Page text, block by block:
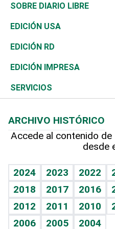
Reportajes
Asia
África
Ocenanía
Caribe
Resto del mundo
Consumo
Vivienda
Telecom.
Global y variable
Economía personal
Belleza
Buena Vida
Sociales
Novedades
Podcast Arte Libre
Hablando con el pediatra
Vida y familia
Eñe
Celebrando la vida
Golf
Ciclismo
Tenis
Olimpismo
Más deportes
Línea de hit
TBT Deportivo
De buena tinta
En Directo
El Espía
Noticiero Poteleche
Columnistas
Clima
Tecnología
Historia
Martes de tecnología
Cambio climático
Mundo
Economía
Revista
Deportes
Opinión
Hecho en casa
Guía del dinero
SOBRE DIARIO LIBRE
EDICIÓN USA
EDICIÓN RD
EDICIÓN IMPRESA
SERVICIOS
Cumpleaños
Horóscopos
Crucigramas
ARCHIVO HISTÓRICO
Accede al contenido
desde
2024 2023 2022
2018
2017 2016
2012
2011 2010
2006
2005 2004